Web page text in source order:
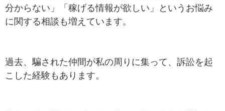
分からない」「稼げる情報が欲しい」というお悩み
に関する相談も増えています。
過去、騙された仲間が私の周りに集って、訴訟を起
こした経験もあります。